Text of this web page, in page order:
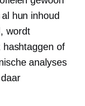
hun inhoud
wordt
hashtaggen of
analyses